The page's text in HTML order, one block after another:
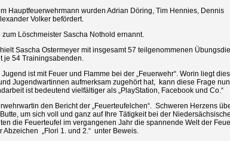
Hauptfeuerwehrmann wurden Adrian Döring, Tim Hennies, Dennis
Volker befördert.
Löschmeister Sascha Nothold ernannt.
Sascha Ostermeyer mit insgesamt 57 teilgenommenen
je 54 Trainingsabenden.
ist mit Feuer und Flamme bei der „Feuerwehr“. Worin liegt
Jugendwartinnen aufmerksam zugehört hat, kann diese Frage nun
ist bedeutend vielfältiger als „PlayStation, Facebook und Co.“
den Bericht der „Feuerteufelchen“. Schweren Herzens
um sich voll und ganz auf Ihre Tätigkeit bei der
die Feuerteufel im vergangenen Jahr die spannende Welt der
„Flori 1. und 2.“ unter Beweis.